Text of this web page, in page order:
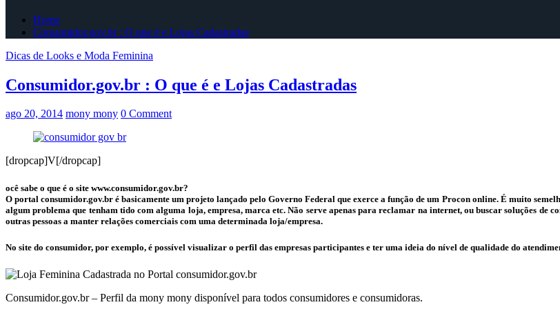
Home
Consumidor.gov.br : O que é e Lojas Cadastradas
Dicas de Looks e Moda Feminina
Consumidor.gov.br : O que é e Lojas Cadastradas
ago 20, 2014 mony mony 0 Comment
[dropcap]V[/dropcap]
ocê sabe o que é o site www.consumidor.gov.br?
O portal consumidor.gov.br é basicamente um projeto lançado pelo Governo Federal que exerce a função de um Procon online. É muito
algum problema que tenham tido com alguma loja, empresa, marca etc. Não serve apenas para reclamar na internet, ou buscar soluções de
outras pessoas a manter relações comerciais com uma determinada loja/empresa.
No site do consumidor, por exemplo, é possível visualizar o perfil das empresas participantes e ter uma ideia do nível de qualidade do
Consumidor.gov.br – Perfil da mony mony disponível para todos consumidores e consumidoras.